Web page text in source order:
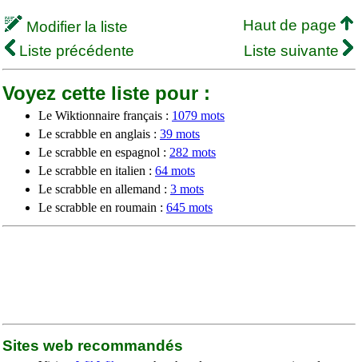
Modifier la liste
Haut de page
Liste précédente
Liste suivante
Voyez cette liste pour :
Le Wiktionnaire français : 1079 mots
Le scrabble en anglais : 39 mots
Le scrabble en espagnol : 282 mots
Le scrabble en italien : 64 mots
Le scrabble en allemand : 3 mots
Le scrabble en roumain : 645 mots
Sites web recommandés